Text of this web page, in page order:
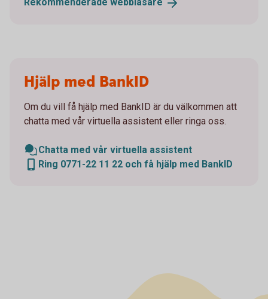
Hjälp med BankID
Om du vill få hjälp med BankID är du välkommen att
chatta med vår virtuella assistent eller ringa oss.
Chatta med vår virtuella assistent
Ring 0771-22 11 22 och få hjälp med BankID